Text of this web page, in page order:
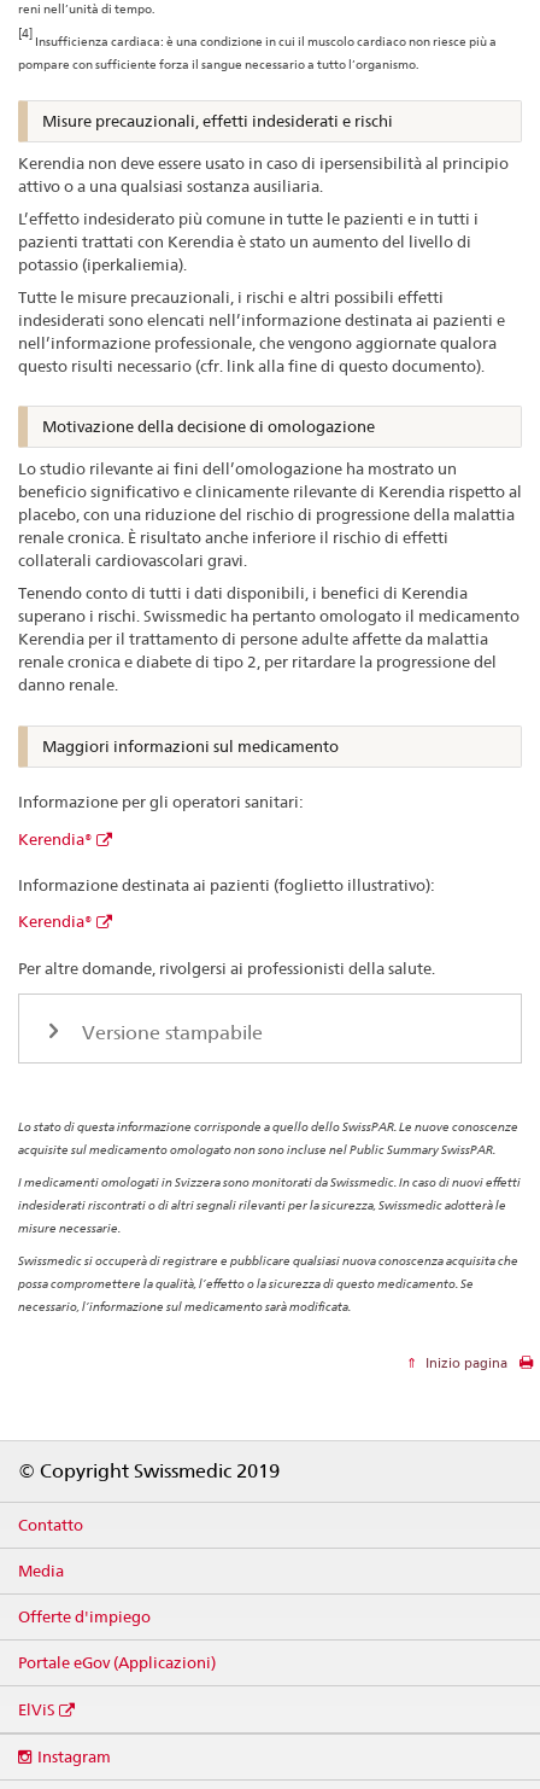
reni nell’unità di tempo.
[4]
Insufficienza cardiaca: è una condizione in cui il muscolo cardiaco non riesce più a
pompare con sufficiente forza il sangue necessario a tutto l’organismo.
Misure precauzionali, effetti indesiderati e rischi
Kerendia non deve essere usato in caso di ipersensibilità al principio
attivo o a una qualsiasi sostanza ausiliaria.
L’effetto indesiderato più comune in tutte le pazienti e in tutti i
pazienti trattati con Kerendia è stato un aumento del livello di
potassio (iperkaliemia).
Tutte le misure precauzionali, i rischi e altri possibili effetti
indesiderati sono elencati nell’informazione destinata ai pazienti e
nell’informazione professionale, che vengono aggiornate qualora
questo risulti necessario (cfr. link alla fine di questo documento).
Motivazione della decisione di omologazione
Lo studio rilevante ai fini dell’omologazione ha mostrato un
beneficio significativo e clinicamente rilevante di Kerendia rispetto al
placebo, con una riduzione del rischio di progressione della malattia
renale cronica. È risultato anche inferiore il rischio di effetti
collaterali cardiovascolari gravi.
Tenendo conto di tutti i dati disponibili, i benefici di Kerendia
superano i rischi. Swissmedic ha pertanto omologato il medicamento
Kerendia per il trattamento di persone adulte affette da malattia
renale cronica e diabete di tipo 2, per ritardare la progressione del
danno renale.
Maggiori informazioni sul medicamento
Informazione per gli operatori sanitari:
Kerendia®
Informazione destinata ai pazienti (foglietto illustrativo):
Kerendia®
Per altre domande, rivolgersi ai professionisti della salute.
Versione stampabile
Lo stato di questa informazione corrisponde a quello dello SwissPAR. Le nuove conoscenze
acquisite sul medicamento omologato non sono incluse nel Public Summary SwissPAR.
I medicamenti omologati in Svizzera sono monitorati da Swissmedic. In caso di nuovi effetti
indesiderati riscontrati o di altri segnali rilevanti per la sicurezza, Swissmedic adotterà le
misure necessarie.
Swissmedic si occuperà di registrare e pubblicare qualsiasi nuova conoscenza acquisita che
possa compromettere la qualità, l’effetto o la sicurezza di questo medicamento. Se
necessario, l’informazione sul medicamento sarà modificata.
Inizio pagina
© Copyright Swissmedic 2019
Contatto
Media
Offerte d'impiego
Portale eGov (Applicazioni)
ElViS
media
Instagram